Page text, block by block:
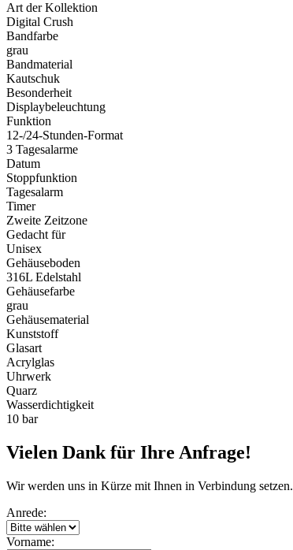
Art der Kollektion
Digital Crush
Bandfarbe
grau
Bandmaterial
Kautschuk
Besonderheit
Displaybeleuchtung
Funktion
12-/24-Stunden-Format
3 Tagesalarme
Datum
Stoppfunktion
Tagesalarm
Timer
Zweite Zeitzone
Gedacht für
Unisex
Gehäuseboden
316L Edelstahl
Gehäusefarbe
grau
Gehäusematerial
Kunststoff
Glasart
Acrylglas
Uhrwerk
Quarz
Wasserdichtigkeit
10 bar
Vielen Dank für Ihre Anfrage!
Wir werden uns in Kürze mit Ihnen in Verbindung setzen.
Anrede:
Vorname: